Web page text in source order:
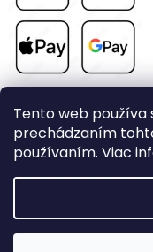
Tento web používa
prechádzaním
používaním. Viac
Copyright 2026